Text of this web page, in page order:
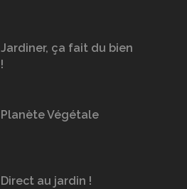
Jardiner, ça fait du bien
!
Planète Végétale
Direct au jardin !